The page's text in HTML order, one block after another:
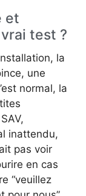
et
test ?
la
une
normal, la
inattendu,
pas voir
en cas
“veuillez